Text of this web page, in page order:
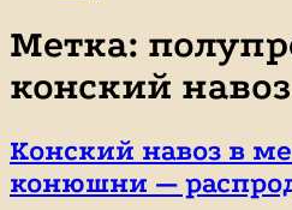
Метка:
конский навоз
Конский навоз в
конюшни —